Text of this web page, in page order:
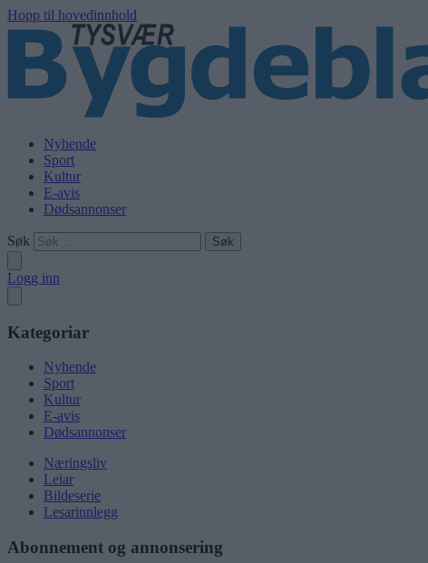
Hopp til hovedinnhold
Nyhende
Sport
Kultur
E-avis
Dødsannonser
Søk
Logg inn
Kategoriar
Nyhende
Sport
Kultur
E-avis
Dødsannonser
Næringsliv
Leiar
Bildeserie
Lesarinnlegg
Abonnement og annonsering